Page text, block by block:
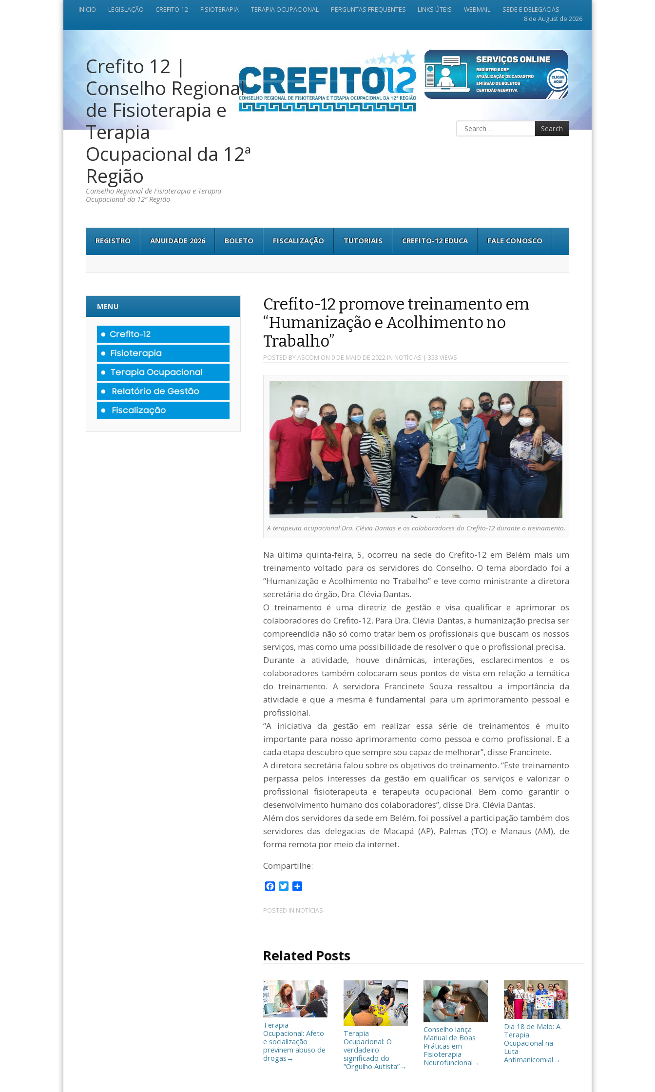
INÍCIO LEGISLAÇÃO CREFITO-12 FISIOTERAPIA TERAPIA OCUPACIONAL PERGUNTAS FREQUENTES LINKS ÚTEIS WEBMAIL
SEDE E DELEGACIAS
8 de August de 2026
Crefito 12 |
Conselho Regional
de Fisioterapia e
Terapia
Ocupacional da 12ª
Região
Conselho Regional de Fisioterapia e Terapia
Ocupacional da 12ª Região
REGISTRO ANUIDADE 2026 BOLETO FISCALIZAÇÃO TUTORIAIS CREFITO-12 EDUCA FALE CONOSCO
Crefito-12 promove treinamento em
“Humanização e Acolhimento no
Trabalho”
POSTED BYASCOM ON 9 DE MAIO DE 2022 IN NOTÍCIAS | 353 VIEWS
A terapeuta ocupacional Dra. Clévia Dantas e os colaboradores do Crefito-12 durante o treinamento.
Na última quinta-feira, 5, ocorreu na sede do Crefito-12 em Belém mais um
treinamento voltado para os servidores do Conselho. O tema abordado foi a
“Humanização e Acolhimento no Trabalho” e teve como ministrante a diretora
secretária do órgão, Dra. Clévia Dantas.
O treinamento é uma diretriz de gestão e visa qualificar e aprimorar os
colaboradores do Crefito-12. Para Dra. Clévia Dantas, a humanização precisa ser
compreendida não só como tratar bem os profissionais que buscam os nossos
serviços, mas como uma possibilidade de resolver o que o profissional precisa.
Durante a atividade, houve dinâmicas, interações, esclarecimentos e os
colaboradores também colocaram seus pontos de vista em relação a temática
do treinamento. A servidora Francinete Souza ressaltou a importância da
atividade e que a mesma é fundamental para um aprimoramento pessoal e
profissional.
“A iniciativa da gestão em realizar essa série de treinamentos é muito
importante para nosso aprimoramento como pessoa e como profissional. E a
cada etapa descubro que sempre sou capaz de melhorar”, disse Francinete.
A diretora secretária falou sobre os objetivos do treinamento. “Este treinamento
perpassa pelos interesses da gestão em qualificar os serviços e valorizar o
profissional fisioterapeuta e terapeuta ocupacional. Bem como garantir o
desenvolvimento humano dos colaboradores”, disse Dra. Clévia Dantas.
Além dos servidores da sede em Belém, foi possível a participação também dos
servidores das delegacias de Macapá (AP), Palmas (TO) e Manaus (AM), de
forma remota por meio da internet.
Compartilhe:
c
e
k
i
t
m
p
i
a
r
POSTED IN NOTÍCIAS
Related Posts
Terapia
Ocupacional: Afeto
e socialização
previnem abuso de
drogas →
Terapia
Ocupacional: O
verdadeiro
significado do
“Orgulho Autista”→
Conselho lança
Manual de Boas
Práticas em
Fisioterapia
Neurofuncional →
Dia 18 de Maio: A
Terapia
Ocupacional na
Luta
Antimanicomial →
MENU